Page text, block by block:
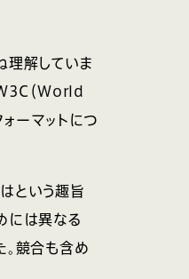
理解していま
（World
ーマットにつ
という趣旨
には異なる
。競合も含め